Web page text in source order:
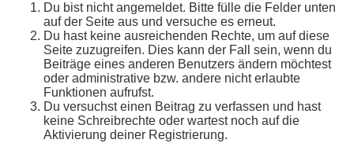
Du bist nicht angemeldet. Bitte fülle die Felder unten
auf der Seite aus und versuche es erneut.
Du hast keine ausreichenden Rechte, um auf diese
Seite zuzugreifen. Dies kann der Fall sein, wenn du
Beiträge eines anderen Benutzers ändern möchtest
oder administrative bzw. andere nicht erlaubte
Funktionen aufrufst.
Du versuchst einen Beitrag zu verfassen und hast
keine Schreibrechte oder wartest noch auf die
Aktivierung deiner Registrierung.